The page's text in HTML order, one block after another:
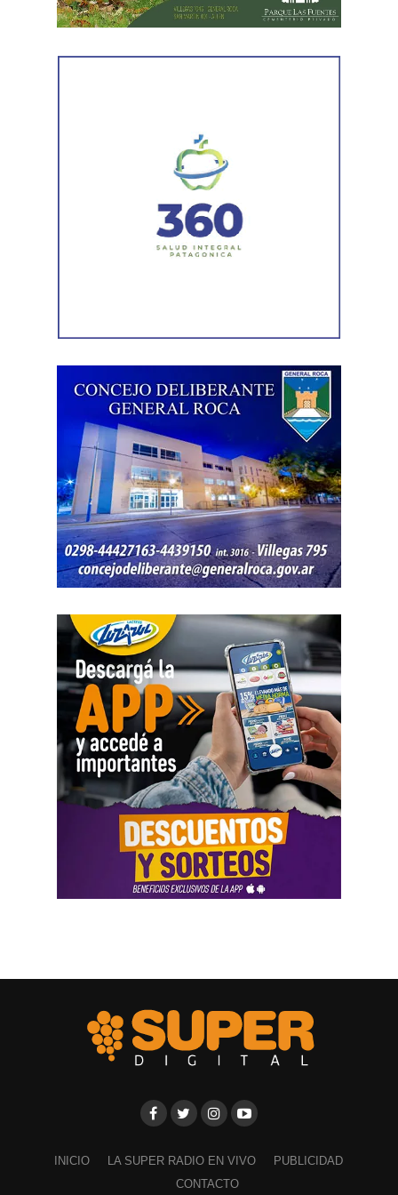
Luego llegaron los datos de la Municipalidad de
habilitación comercial vigente para un establecimiento
La Agencia de Recaudación y Control Aduanero sumó
más piezas. Según la sentencia,
el progenitor aparecía
registrado como socio, gerente o administrador en
distintas firmas. A esa información se agregó un
ni qué parte correspondía al progenitor.
La jueza también examinó una certificación contable que
él mismo presentó. Ese documento informó un promedio
de ingresos durante un período determinado y consignó
una relación laboral con una de las empresas. El fallo
aclaró que esos datos no reflejaban necesariamente la
totalidad de los recursos, ya que existían otras
participaciones comerciales acreditadas en la causa.
El informe bancario añadió otro elemento. La cuenta
saldos durante varios meses. La sentencia tomó esos
movimientos como parte del análisis patrimonial, aunque
no los consideró suficientes para establecer por sí solos
una cifra definitiva.
Las declaraciones testimoniales completaron el cuadro.
Varias personas hablaron sobre locales gastronómicos,
viajes al exterior, vehículos y nivel de vida. Otro
testimonio mencionó la relación del progenitor con una
empresa que ocupaba un inmueble comercial.
Aun con ese conjunto de pruebas, la jueza señaló que
faltó documentación contable específica. También
sostuvo que el progenitor estaba en mejores condiciones
dinámicas. Según la resolución, ese principio impone el
posibilidades técnicas o materiales para hacerlo.
La jueza fijó una cuota alimentaria equivalente a ocho
se practique una liquidación por los períodos anteriores,
con deducción de los pagos ya realizados.
INICIO LA SUPER RADIO EN VIVO
PUBLICIDAD
CONTACTO